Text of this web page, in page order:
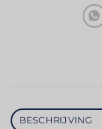
BESCHRIJVING